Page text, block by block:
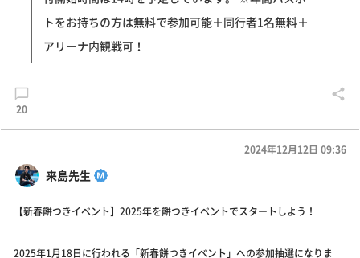
トをお持ちの方は無料で参加可能＋同行者1名無料＋
アリーナ内観戦可！
20
来島先生
2024年12月12日 09:36
【新春餅つきイベント】2025年を餅つきイベントでスタートしよう！
2025年1月18日に行われる「新春餅つきイベント」への参加抽選になりま